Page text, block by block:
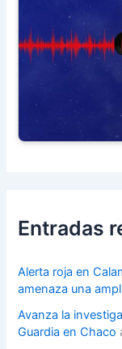
Entradas
Alerta roja en
amenaza una
Avanza la
Guardia en Chaco